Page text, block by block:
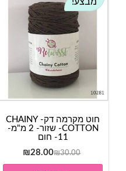
חוט מקרמה דק- CHAINY
COTTON- שזור- 2 מ"מ-
11- חום
₪30.00
המחיר
המקורי
₪28.00
המחיר
הנוכחי